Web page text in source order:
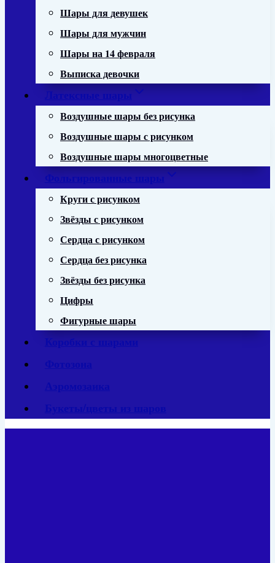
Шары для девушек
Шары для мужчин
Шары на 14 февраля
Выписка девочки
Латексные шары
Воздушные шары без рисунка
Воздушные шары с рисунком
Воздушные шары многоцветные
Фольгированные шары
Круги с рисунком
Звёзды с рисунком
Сердца с рисунком
Сердца без рисунка
Звёзды без рисунка
Цифры
Фигурные шары
Коробки с шарами
Фотозона
Аэромозаика
Букеты/цветы из шаров